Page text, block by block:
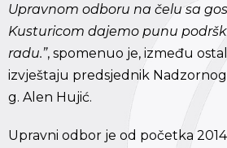
Upravnom odboru na čelu sa
Kusturicom dajemo punu
radu.”, spomenuo je, između
izvještaju predsjednik Nadzornog
g. Alen Hujić.
Upravni odbor je od početka